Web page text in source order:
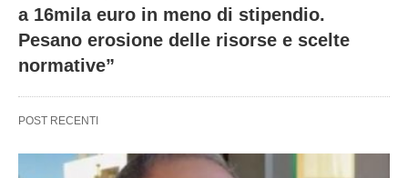
a 16mila euro in meno di stipendio.
Pesano erosione delle risorse e scelte
normative”
POST RECENTI